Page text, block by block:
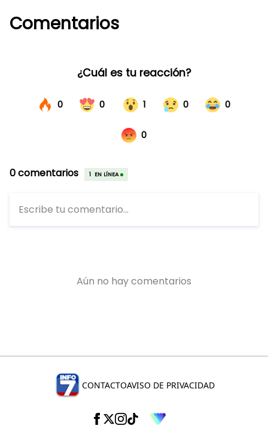
Comentarios
CONTACTOAVISO DE PRIVACIDAD